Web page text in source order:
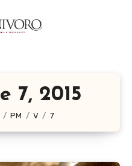
7, 2015
PM V 7